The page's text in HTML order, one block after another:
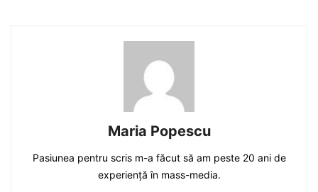
Maria Popescu
Pasiunea pentru scris m-a făcut să am peste 20 ani de
experiență în mass-media.